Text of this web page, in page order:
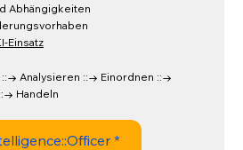
Abhängigkeiten
Einsatz
::→ Analysieren ::→ Einordnen ::→
Handeln
*